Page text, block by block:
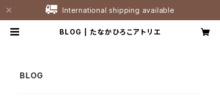
International shipping available
BLOG | たなかひろこアトリエ